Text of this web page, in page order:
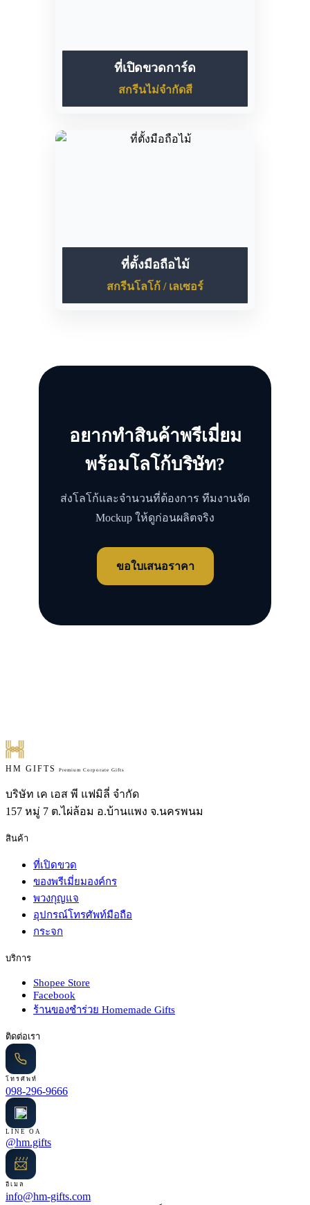
ที่เปิดขวดการ์ด
สกรีนไม่จำกัดสี
ที่ตั้งมือถือไม้
สกรีนโลโก้ / เลเซอร์
อยากทำสินค้าพรีเมี่ยม
พร้อมโลโก้บริษัท?
ส่งโลโก้และจำนวนที่ต้องการ ทีมงานจัด
Mockup ให้ดูก่อนผลิตจริง
ขอใบเสนอราคา
HM GIFTS Premium Corporate Gifts
บริษัท เค เอส พี แฟมิลี่ จำกัด
157 หมู่ 7 ต.ไผ่ล้อม อ.บ้านแพง จ.นครพนม
สินค้า
ที่เปิดขวด
ของพรีเมี่ยมองค์กร
พวงกุญแจ
อุปกรณ์โทรศัพท์มือถือ
กระจก
บริการ
Shopee Store
Facebook
ร้านของชำร่วย Homemade Gifts
ติดต่อเรา
โทรศัพท์
098-296-9666
LINE OA
@hm.gifts
📨
อีเมล
info@hm-gifts.com